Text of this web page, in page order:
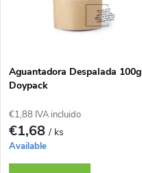
p
r
o
d
o
s
Aguantadora Despalada 100g
Doypack
€1,88 IVA incluido
€1,68/ ks
Available